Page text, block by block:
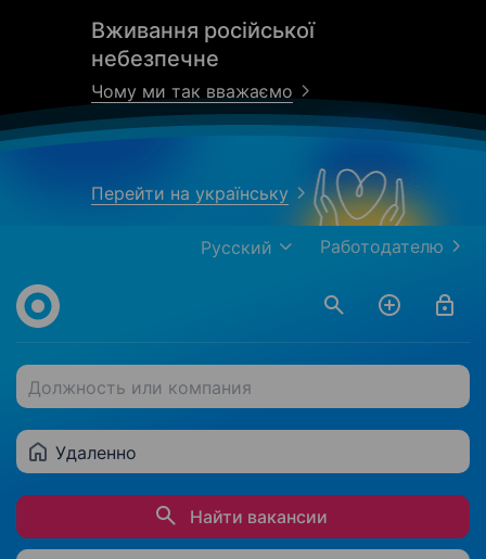
Вживання російської
небезпечне
Чому ми так вважаємо
Перейти на українську
Работодателю
Русский
Должность или компания
Удаленно
Найти вакансии